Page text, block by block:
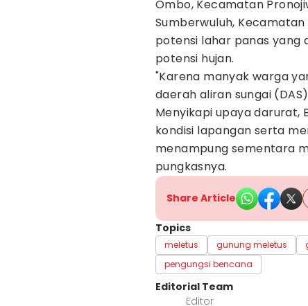
Ombo, Kecamatan
Sumberwuluh,
potensi lahar panas yang
potensi hujan.
"Karena manyak warga
daerah aliran sungai
Menyikapi upaya darurat,
kondisi lapangan serta
menampung sementara
pungkasnya.
Share Article
Topics
meletus gunung meletus
pengungsi bencana
Editorial Team
Editor